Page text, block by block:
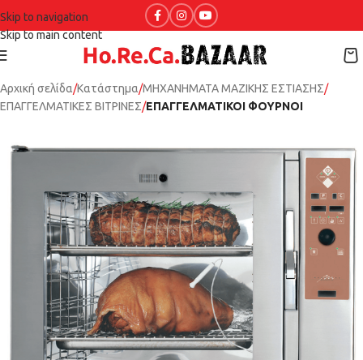
Skip to navigation
Skip to main content
Αρχική σελίδα Κατάστημα ΜΗΧΑΝΗΜΑΤΑ ΜΑΖΙΚΗΣ ΕΣΤΙΑΣΗΣ
ΕΠΑΓΓΕΛΜΑΤΙΚΕΣ ΒΙΤΡΙΝΕΣ ΕΠΑΓΓΕΛΜΑΤΙΚΟΙ ΦΟΥΡΝΟΙ